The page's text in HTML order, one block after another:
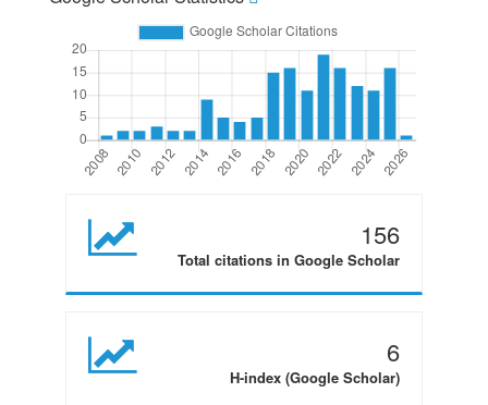
156
Total citations in Google Scholar
6
H-index (Google Scholar)